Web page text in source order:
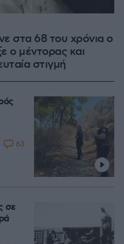
στα 68 του χρόνια ο
ο μέντορας και
στιγμή
63
σε